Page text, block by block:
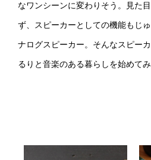
なワンシーンに変わりそう。見た
ず、スピーカーとしての機能もじ
ナログスピーカー。そんなスピー
るりと音楽のある暮らしを始めて